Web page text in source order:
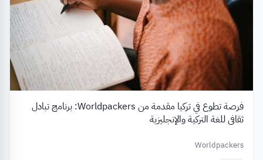
فرصة تطوع في تركيا مقدمة من Worldpackers: برنامج تبادل
ثقافي للغة التركية والإنجليزية
Worldpackers